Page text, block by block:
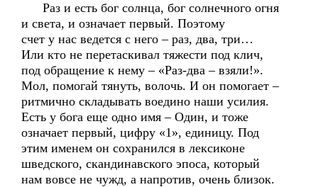
Раз и есть бог солнца, бог солнечного огня
и света, и означает первый. Поэтому
счет у нас ведется с него – раз, два, три…
Или кто не перетаскивал тяжести под клич,
под обращение к нему – «Раз-два – взяли!».
Мол, помогай тянуть, волочь. И он помогает –
ритмично складывать воедино наши усилия.
Есть у бога еще одно имя – Один, и тоже
означает первый, цифру «1», единицу. Под
этим именем он сохранился в лексиконе
шведского, скандинавского эпоса, который
нам вовсе не чужд, а напротив, очень близок.